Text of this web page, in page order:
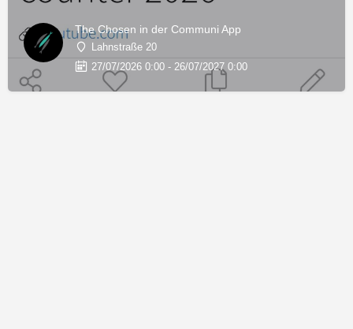
The Chosen in der Communi App
Lahnstraße 20
27/07/2026 0:00 - 26/07/2027 0:00